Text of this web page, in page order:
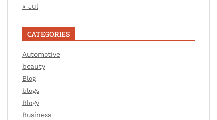
« Jul
CATEGORIES
Automotive
beauty
Blog
blogs
Blogv
Business